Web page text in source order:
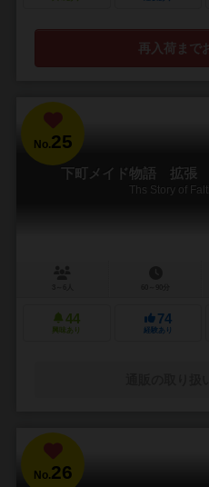
再入荷まで
No.25
下町メイド物語 拡張
Ths Story of
44
興味あり
74
経験あり
No.26